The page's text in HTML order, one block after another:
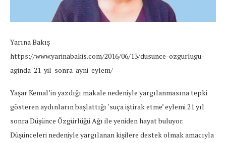
Yarına Bakış
https://www.yarinabakis.com/2016/06/13/dusunce-ozgurlugu-
aginda-21-yil-sonra-ayni-eylem/
Yaşar Kemal’in yazdığı makale nedeniyle yargılanmasına tepki
gösteren aydınların başlattığı ‘suça iştirak etme’ eylemi 21 yıl
sonra Düşünce Özgürlüğü Ağı ile yeniden hayat buluyor.
Düşünceleri nedeniyle yargılanan kişilere destek olmak amacıyla